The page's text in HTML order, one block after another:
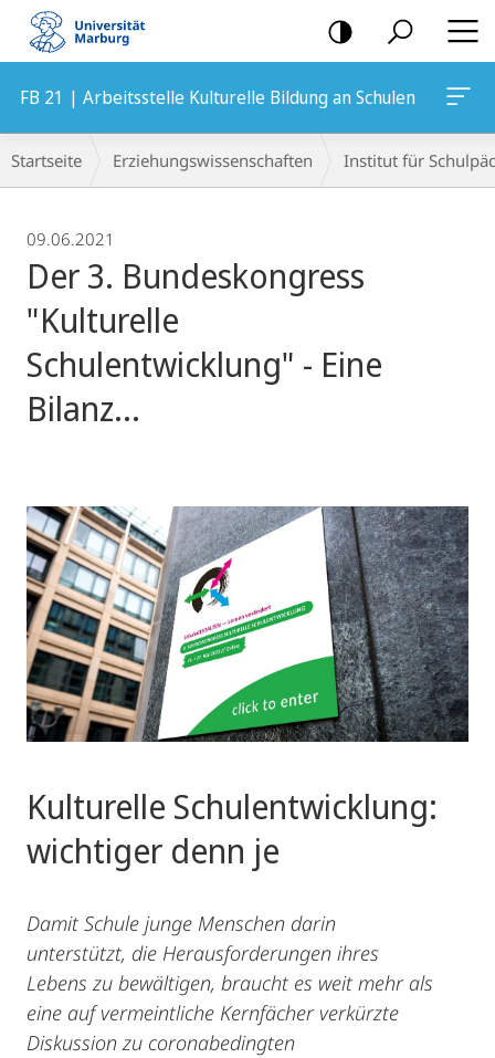
Mobile-
Navigation
FB 21 | Arbeitsstelle Kulturelle Bildung an Schulen
Breadcrumb-
Navigation
Startseite Erziehungswissenschaften Institut für
09.06.2021
Der 3. Bundeskongress
"Kulturelle
Schulentwicklung" - Eine
Bilanz...
Kulturelle Schulentwicklung:
wichtiger denn je
Damit Schule junge Menschen darin
unterstützt, die Herausforderungen ihres
Lebens zu bewältigen, braucht es weit mehr als
eine auf vermeintliche Kernfächer verkürzte
Diskussion zu coronabedingten